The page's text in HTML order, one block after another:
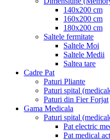
140x200 cm
160x200 cm
180x200 cm
Saltele fermitate
Saltele Moi
Saltele Medii
Saltea tare
Cadre Pat
Paturi Pliante
Paturi spital
Paturi din Fier Forjat
Gama Medicala
Paturi spital
Pat electric
Pat medical